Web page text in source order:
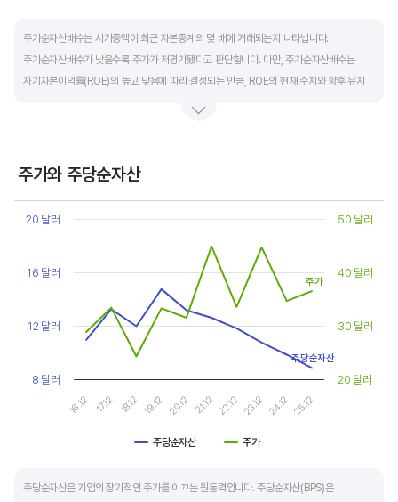
주가순자산배수는 시가총액이 최근 자본총계의 몇 배에 거래되는지 나타냅니다.
주가순자산배수가 낮을수록 주가가 저평가됐다고 판단합니다. 다만, 주가순자산배수는
자기자본이익률(ROE)의 높고 낮음에 따라 결정되는 만큼, ROE의 현재 수치와 향후 유지
거래되면 주가가 저평가된 것으로 판단합니다. ROE&PBR 차트를 함께 보고 분석하는 것을
주가순자산배수는 자기자본이익률이 높을때와 낮을때에 따라 다르게 평가받습니다. 현재
ROE와 비슷한 ROE를 기록한 과거년도를 찾고, 그 당시 시장에서 평가 받은
주가순자산배수(PBR)를 확인해 현재 주가의 저평가 여부를 판단하는 것이 좋습니다.
주가와 주당순자산
Chart
Line chart with 2 lines.
The chart has 1 X axis displaying categories.
The chart has 2 Y axes displaying values, and values.
주당순자산 주가
16.12 17.12 18.12 19.12 20.12 21.12 22.12 23.12 24.12 25.12
8 달러
12 달러
16 달러
20 달러
20 달러
30 달러
40 달러
50 달러
주당순자산
주가
주당순자산은 기업의 장기적인 주가를 이끄는 원동력입니다. 주당순자산(BPS)은